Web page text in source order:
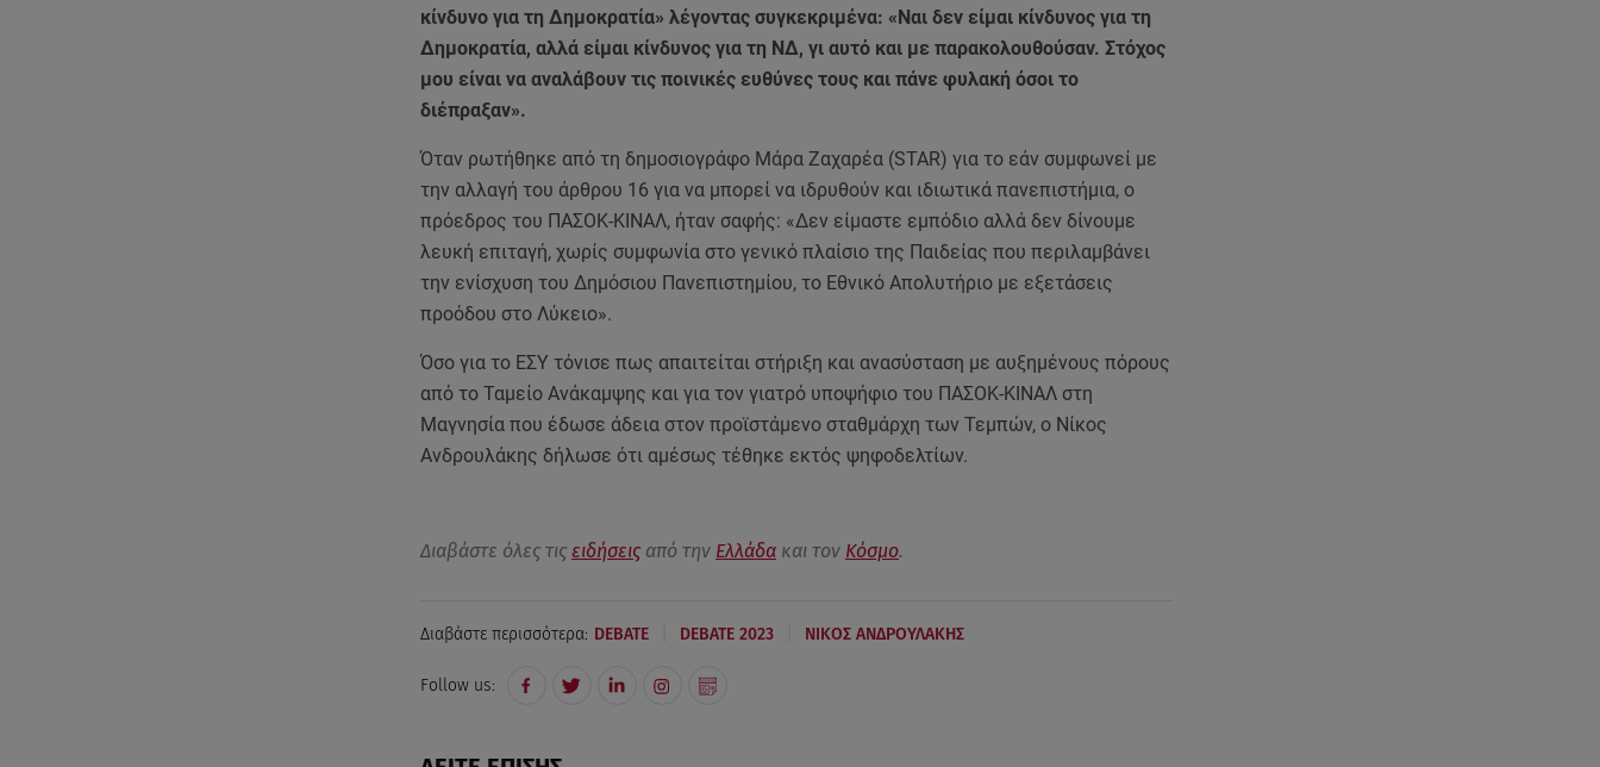
κίνδυνο για τη Δημοκρατία» λέγοντας συγκεκριμένα: «Ναι δεν είμαι κίνδυνος για τη
Δημοκρατία, αλλά είμαι κίνδυνος για τη ΝΔ, γι αυτό και με παρακολουθούσαν. Στόχος
μου είναι να αναλάβουν τις ποινικές ευθύνες τους και πάνε φυλακή όσοι το
διέπραξαν».
Όταν ρωτήθηκε από τη δημοσιογράφο Μάρα Ζαχαρέα (STAR) για το εάν συμφωνεί με
την αλλαγή του άρθρου 16 για να μπορεί να ιδρυθούν και ιδιωτικά πανεπιστήμια, ο
πρόεδρος του ΠΑΣΟΚ-ΚΙΝΑΛ, ήταν σαφής: «Δεν είμαστε εμπόδιο αλλά δεν δίνουμε
λευκή επιταγή, χωρίς συμφωνία στο γενικό πλαίσιο της Παιδείας που περιλαμβάνει
την ενίσχυση του Δημόσιου Πανεπιστημίου, το Εθνικό Απολυτήριο με εξετάσεις
προόδου στο Λύκειο».
Όσο για το ΕΣΥ τόνισε πως απαιτείται στήριξη και ανασύσταση με αυξημένους πόρους
από το Ταμείο Ανάκαμψης και για τον γιατρό υποψήφιο του ΠΑΣΟΚ-ΚΙΝΑΛ στη
Μαγνησία που έδωσε άδεια στον προϊστάμενο σταθμάρχη των Τεμπών, ο Νίκος
Ανδρουλάκης δήλωσε ότι αμέσως τέθηκε εκτός ψηφοδελτίων.
Διαβάστε όλες τις ειδήσειςαπό την Ελλάδακαι τον Κόσμο.
Διαβάστε περισσότερα: DEBATE DEBATE 2023 ΝΙΚΟΣ ΑΝΔΡΟΥΛΑΚΗΣ
Follow us: